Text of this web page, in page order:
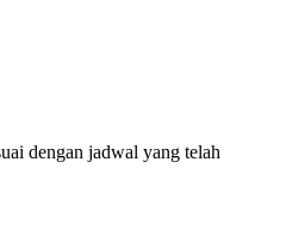
dengan jadwal yang telah